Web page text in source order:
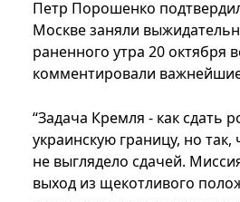
Петр Порошенко
Москве заняли
раненного утра 20 октября
комментировали
“Задача Кремля - как сдать
украинскую границу, но
не выглядело сдачей.
выход из щекотливого